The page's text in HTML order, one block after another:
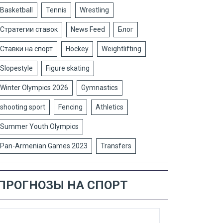
Basketball Tennis Wrestling
Стратегии ставок News Feed Блог
Ставки на спорт Hockey Weightlifting
Slopestyle Figure skating
Winter Olympics 2026 Gymnastics
shooting sport Fencing Athletics
Summer Youth Olympics
Pan-Armenian Games 2023 Transfers
НА СПОРТ